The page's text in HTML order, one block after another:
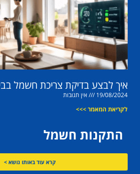
איך לבצע בדיקת צריכת חשמל
19/08/2024
אין תגובות
לקריאת המאמר >>>
התקנות חשמל
קרא עוד באותו נושא >